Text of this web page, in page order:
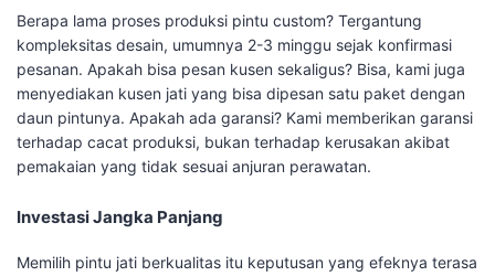
Berapa lama proses produksi pintu custom? Tergantung
kompleksitas desain, umumnya 2-3 minggu sejak konfirmasi
pesanan. Apakah bisa pesan kusen sekaligus? Bisa, kami juga
menyediakan kusen jati yang bisa dipesan satu paket dengan
daun pintunya. Apakah ada garansi? Kami memberikan garansi
terhadap cacat produksi, bukan terhadap kerusakan akibat
pemakaian yang tidak sesuai anjuran perawatan.
Investasi Jangka Panjang
Memilih pintu jati berkualitas itu keputusan yang efeknya terasa